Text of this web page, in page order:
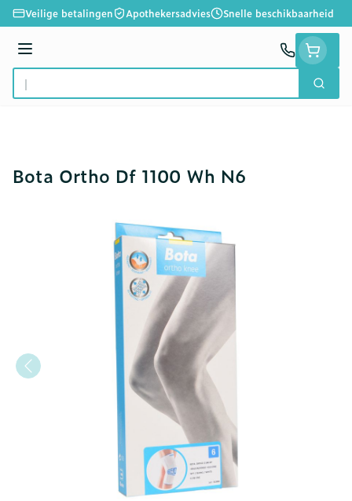
Ga naar de inhoud
Veilige betalingen Apothekersadvies Snelle beschikbaarheid
Menu
Product, merk, categorie...
Zoek
Bota Ortho Df 1100 Wh N6